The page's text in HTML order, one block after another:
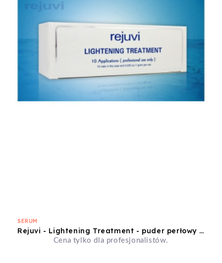
SERUM
Rejuvi - Lightening Treatment - puder perłowy - 10 fiolek
Cena tylko dla profesjonalistów.